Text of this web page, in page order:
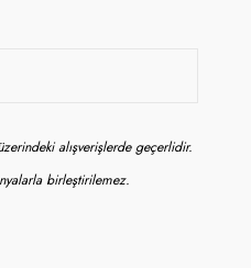
alışverişlerde geçerlidir.
birleştirilemez.